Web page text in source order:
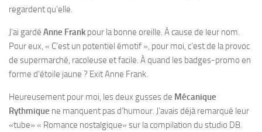
regardent qu’elle.
J’ai gardé Anne Frank pour la bonne oreille. À cause de leur nom.
Pour eux, « C’est un potentiel émotif », pour moi, c’est de la provoc
de supermarché, racoleuse et facile. À quand les badges-promo en
forme d’étoile jaune ? Exit Anne Frank.
Heureusement pour moi, les deux gusses de Mécanique
Rythmique ne manquent pas d’humour. J’avais déjà remarqué leur
«tube» « Romance nostalgique» sur la compilation du studio DB.